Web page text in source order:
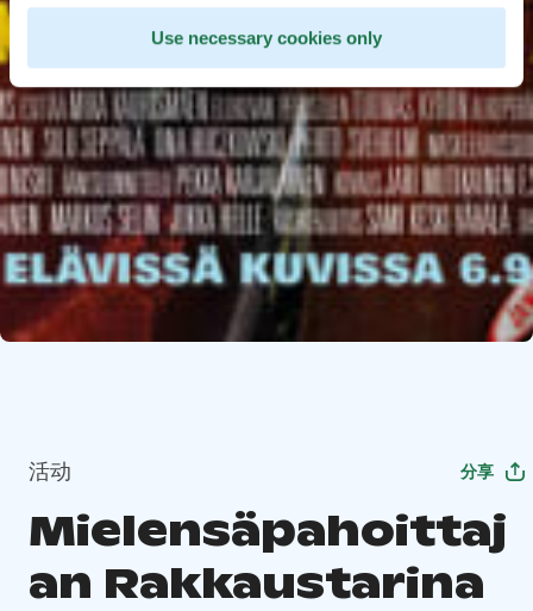
Use necessary cookies only
活动 分享
Mielensäpahoittaj
an Rakkaustarina